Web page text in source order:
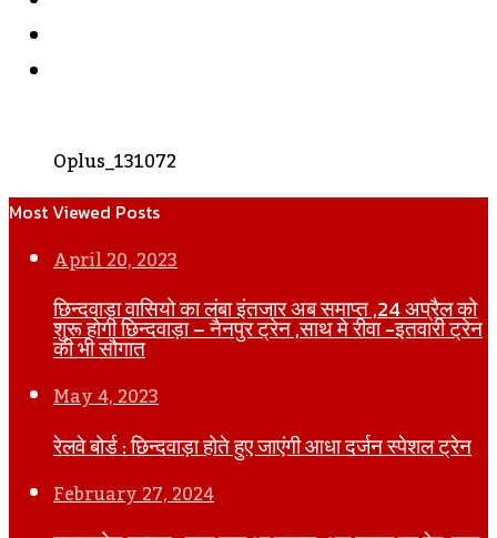
Oplus_131072
Most Viewed Posts
April 20, 2023
छिन्दवाड़ा वासियो का लंबा इंतजार अब समाप्त ,24 अप्रैल को
शुरू होगी छिन्दवाड़ा – नैनपुर ट्रेन ,साथ मे रीवा -इतवारी ट्रेन
की भी सौगात
May 4, 2023
रेलवे बोर्ड : छिन्दवाड़ा होते हुए जाएंगी आधा दर्जन स्पेशल ट्रेन
February 27, 2024